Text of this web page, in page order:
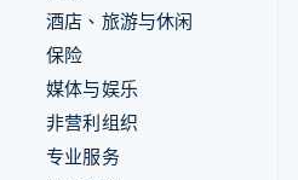
酒店、旅游与休闲
保险
媒体与娱乐
非营利组织
专业服务